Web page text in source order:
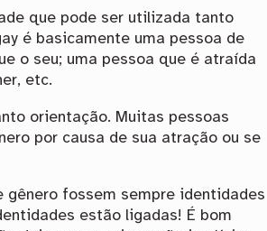
que pode ser utilizada tanto
é basicamente uma pessoa de
o seu; uma pessoa que é atraída
etc.
orientação. Muitas pessoas
por causa de sua atração ou se
gênero fossem sempre identidades
estão ligadas! É bom